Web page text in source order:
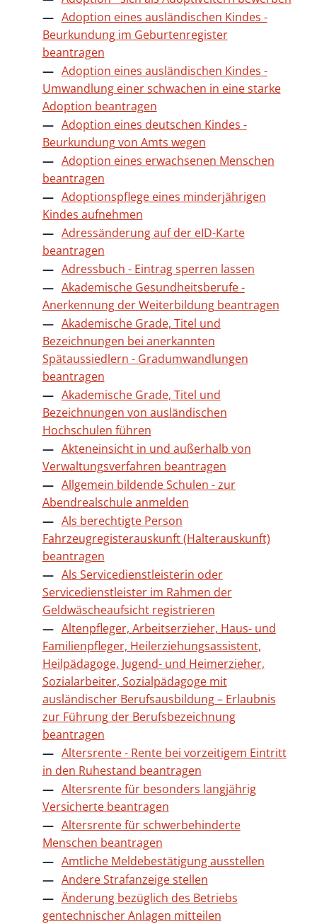
Adoption eines ausländischen Kindes -
Beurkundung im Geburtenregister
beantragen
Adoption eines ausländischen Kindes -
Umwandlung einer schwachen in eine starke
Adoption beantragen
Adoption eines deutschen Kindes -
Beurkundung von Amts wegen
Adoption eines erwachsenen Menschen
beantragen
Adoptionspflege eines minderjährigen
Kindes aufnehmen
Adressänderung auf der eID-Karte
beantragen
Adressbuch - Eintrag sperren lassen
Akademische Gesundheitsberufe -
Anerkennung der Weiterbildung beantragen
Akademische Grade, Titel und
Bezeichnungen bei anerkannten
Spätaussiedlern - Gradumwandlungen
beantragen
Akademische Grade, Titel und
Bezeichnungen von ausländischen
Hochschulen führen
Akteneinsicht in und außerhalb von
Verwaltungsverfahren beantragen
Allgemein bildende Schulen - zur
Abendrealschule anmelden
Als berechtigte Person
Fahrzeugregisterauskunft (Halterauskunft)
beantragen
Als Servicedienstleisterin oder
Servicedienstleister im Rahmen der
Geldwäscheaufsicht registrieren
Altenpfleger, Arbeitserzieher, Haus- und
Familienpfleger, Heilerziehungsassistent,
Heilpädagoge, Jugend- und Heimerzieher,
Sozialarbeiter, Sozialpädagoge mit
ausländischer Berufsausbildung – Erlaubnis
zur Führung der Berufsbezeichnung
beantragen
Altersrente - Rente bei vorzeitigem Eintritt
in den Ruhestand beantragen
Altersrente für besonders langjährig
Versicherte beantragen
Altersrente für schwerbehinderte
Menschen beantragen
Amtliche Meldebestätigung ausstellen
Andere Strafanzeige stellen
Änderung bezüglich des Betriebs
gentechnischer Anlagen mitteilen